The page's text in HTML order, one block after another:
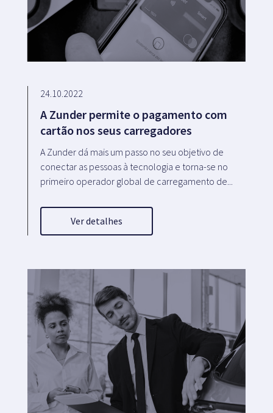
24.10.2022
A Zunder permite o pagamento com
cartão nos seus carregadores
A Zunder dá mais um passo no seu objetivo de
conectar as pessoas à tecnologia e torna-se no
primeiro operador global de carregamento de...
Ver detalhes